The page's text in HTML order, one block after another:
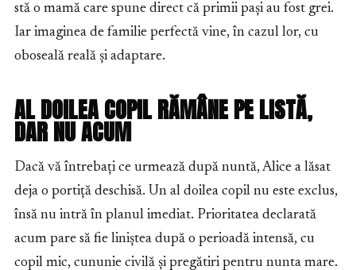
stă o mamă care spune direct că primii pași au fost grei.
Iar imaginea de familie perfectă vine, în cazul lor, cu
oboseală reală și adaptare.
AL DOILEA COPIL RĂMÂNE PE LISTĂ,
DAR NU ACUM
Dacă vă întrebați ce urmează după nuntă, Alice a lăsat
deja o portiță deschisă. Un al doilea copil nu este exclus,
însă nu intră în planul imediat. Prioritatea declarată
acum pare să fie liniștea după o perioadă intensă, cu
copil mic, cununie civilă și pregătiri pentru nunta mare.